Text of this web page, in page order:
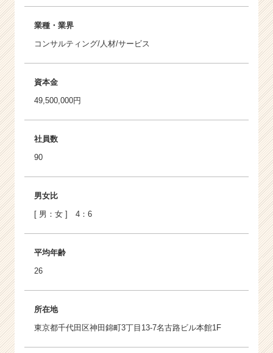
業種・業界
コンサルティング/人材/サービス
資本金
49,500,000円
社員数
90
男女比
[ 男：女 ] 4：6
平均年齢
26
所在地
東京都千代田区神田錦町3丁目13-7名古路ビル本館1F